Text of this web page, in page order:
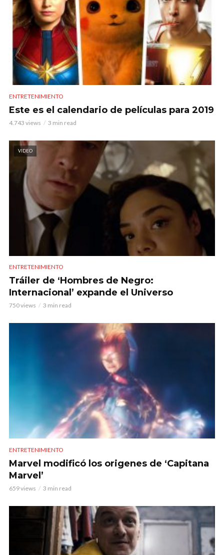
ENTRETENIMIENTO
Este es el calendario de películas para 2019
4.743 views 3 min read
VIDEO
ENTRETENIMIENTO
Tráiler de ‘Hombres de Negro:
Internacional’ expande el Universo
750 views 3 min read
ENTRETENIMIENTO
Marvel modificó los origenes de ‘Capitana
Marvel’
659 views 3 min read